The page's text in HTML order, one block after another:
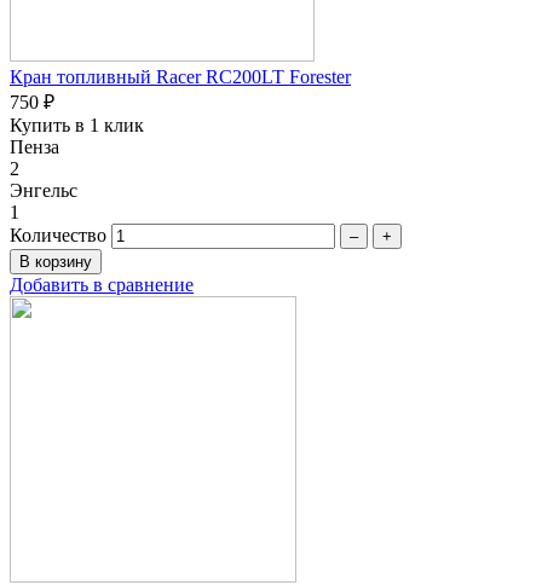
Кран топливный Racer RC200LT Forester
750 ₽
Купить в 1 клик
Пенза
2
Энгельс
1
Количество
– +
Добавить в сравнение